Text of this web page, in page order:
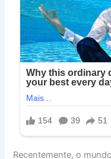
Recentemente, o